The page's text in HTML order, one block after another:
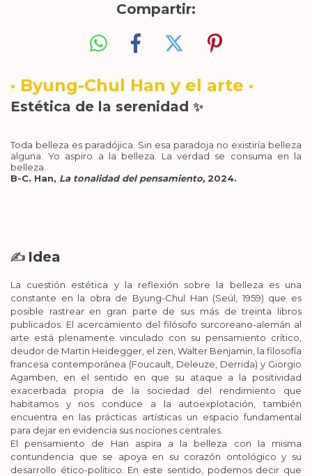
Compartir:
· Byung-Chul Han y el arte ·
Estética de la serenidad ✨
Toda belleza es paradójica. Sin esa paradoja no existiría belleza
alguna. Yo aspiro a la belleza. La verdad se consuma en la
belleza.
B-C. Han, La tonalidad del pensamiento,2024.
✍️ Idea
La cuestión estética y la reflexión sobre la belleza es una
constante en la obra de Byung-Chul Han (Seúl, 1959) que es
posible rastrear en gran parte de sus más de treinta libros
publicados. El acercamiento del filósofo surcoreano-alemán al
arte está plenamente vinculado con su pensamiento crítico,
deudor de Martin Heidegger, el zen, Walter Benjamin, la filosofía
francesa contemporánea (Foucault, Deleuze, Derrida) y Giorgio
Agamben, en el sentido en que su ataque a la positividad
exacerbada propia de la sociedad del rendimiento que
habitamos y nos conduce a la autoexplotación, también
encuentra en las prácticas artísticas un espacio fundamental
para dejar en evidencia sus nociones centrales.
El pensamiento de Han aspira a la belleza con la misma
contundencia que se apoya en su corazón ontológico y su
desarrollo ético-político. En este sentido, podemos decir que